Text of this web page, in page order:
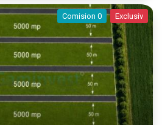
Comision 0 Exclusiv